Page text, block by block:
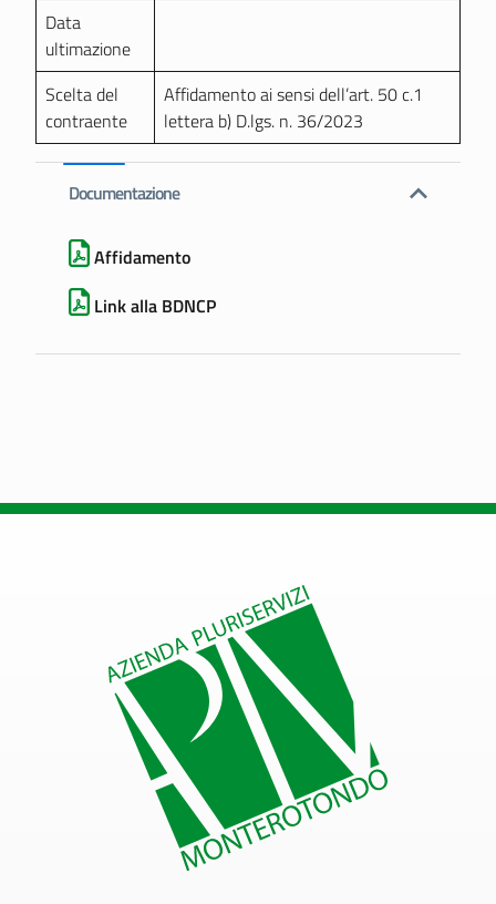
Data
ultimazione
Scelta del
contraente
Affidamento ai sensi dell’art. 50 c.1
lettera b) D.lgs. n. 36/2023
Documentazione
Affidamento
Link alla BDNCP